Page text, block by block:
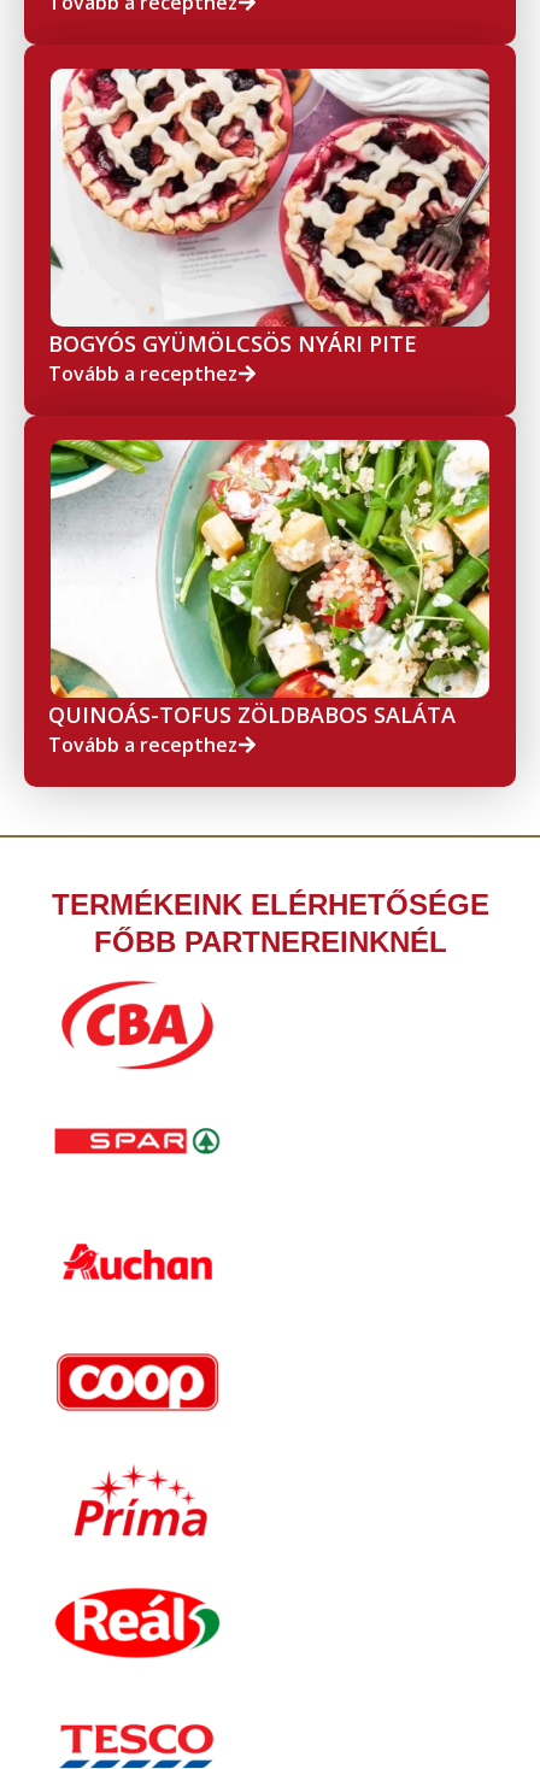
BOGYÓS GYÜMÖLCSÖS NYÁRI PITE
Tovább a recepthez
QUINOÁS-TOFUS ZÖLDBABOS SALÁTA
Tovább a recepthez
TERMÉKEINK ELÉRHETŐSÉGE
FŐBB PARTNEREINKNÉL